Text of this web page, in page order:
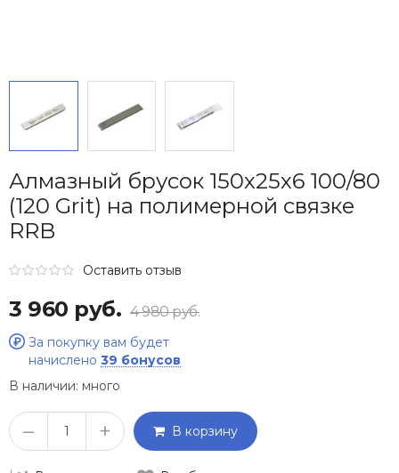
Алмазный брусок 150х25х6 100/80
(120 Grit) на полимерной связке
RRB
Оставить отзыв
3 960 руб. 4 980 руб.
За покупку вам будет
начислено 39 бонусов
В наличии: много
– + В корзину